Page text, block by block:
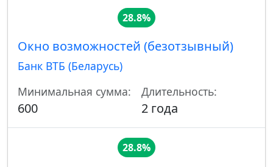
28.8%
Окно возможностей (безотзывный)
Банк ВТБ (Беларусь)
Минимальная сумма:
600
Длительность:
2 года
28.8%